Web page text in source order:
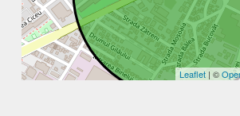
Leaflet | ©